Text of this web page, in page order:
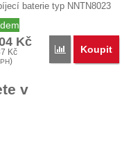
baterie typ NNTN8023
Kč
Kč
)
Porovnat
Koupit
v